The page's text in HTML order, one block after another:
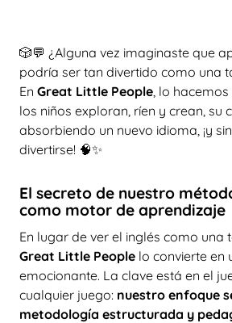
🎲💬 ¿Alguna vez imaginaste que
podría ser tan divertido como una
En Great Little People , lo
los niños exploran, ríen y crean, su
absorbiendo un nuevo idioma, ¡y
divertirse! 🧠✨
El secreto de nuestro
como motor de aprendizaje
En lugar de ver el inglés como una
Great Little People lo convierte en
emocionante. La clave está en el
cualquier juego: nuestro enfoque
metodología estructurada y